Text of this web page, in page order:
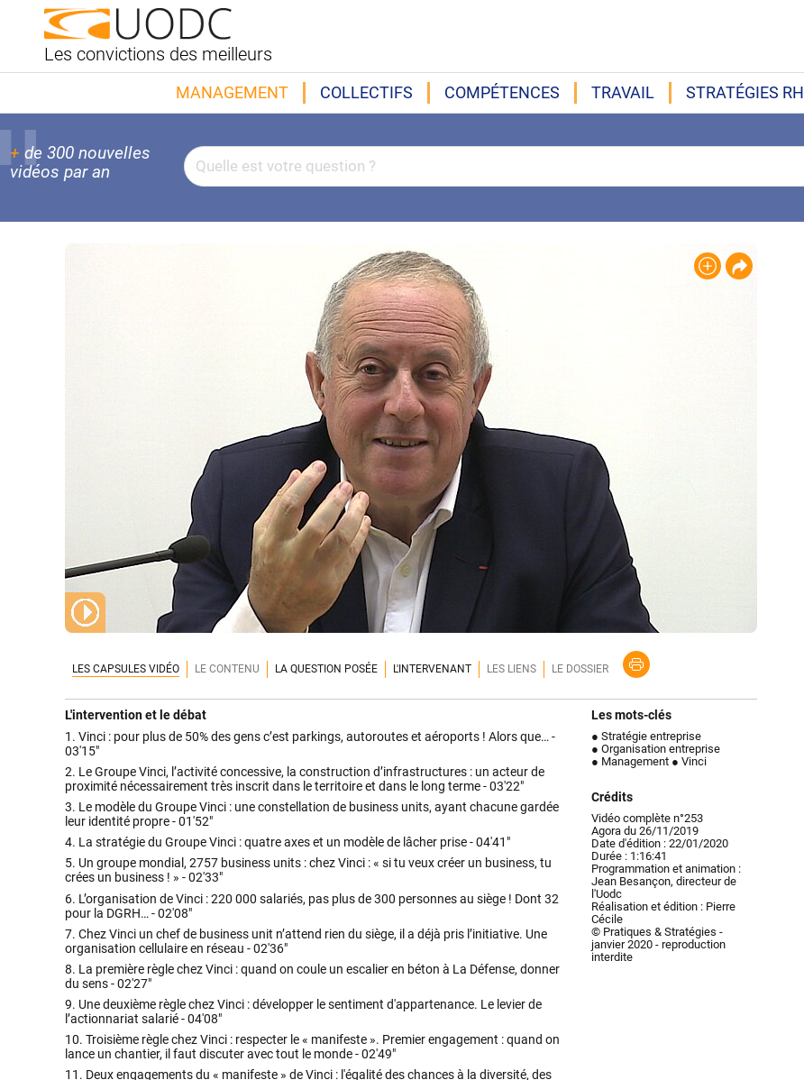
Les convictions des meilleurs
MANAGEMENT COLLECTIFS COMPÉTENCES TRAVAIL STRATÉGIES RH
+ de 300 nouvelles
vidéos par an
LES CAPSULES VIDÉO LE CONTENU LA QUESTION POSÉE L'INTERVENANT LES LIENS LE DOSSIER
L'intervention et le débat
1. Vinci : pour plus de 50% des gens c’est parkings, autoroutes et aéroports ! Alors que… -
03'15"
2. Le Groupe Vinci, l’activité concessive, la construction d’infrastructures : un acteur de
proximité nécessairement très inscrit dans le territoire et dans le long terme -03'22"
3. Le modèle du Groupe Vinci : une constellation de business units, ayant chacune gardée
leur identité propre -01'52"
4. La stratégie du Groupe Vinci : quatre axes et un modèle de lâcher prise -04'41"
5. Un groupe mondial, 2757 business units : chez Vinci : « si tu veux créer un business, tu
crées un business ! » -02'33"
6. L’organisation de Vinci : 220 000 salariés, pas plus de 300 personnes au siège ! Dont 32
pour la DGRH… -02'08"
7. Chez Vinci un chef de business unit n’attend rien du siège, il a déjà pris l’initiative. Une
organisation cellulaire en réseau -02'36"
8. La première règle chez Vinci : quand on coule un escalier en béton à La Défense, donner
du sens -02'27"
9. Une deuxième règle chez Vinci : développer le sentiment d'appartenance. Le levier de
l’actionnariat salarié -04'08"
10. Troisième règle chez Vinci : respecter le « manifeste ». Premier engagement : quand on
lance un chantier, il faut discuter avec tout le monde -02'49"
11. Deux engagements du « manifeste » de Vinci : l'égalité des chances à la diversité, des
Les mots-clés
● Stratégie entreprise
● Organisation entreprise
● Management ● Vinci
Crédits
Vidéo complète n°253
Agora du 26/11/2019
Date d'édition : 22/01/2020
Durée : 1:16:41
Programmation et animation :
Jean Besançon, directeur de
l'Uodc
Réalisation et édition : Pierre
Cécile
© Pratiques & Stratégies -
janvier 2020 - reproduction
interdite